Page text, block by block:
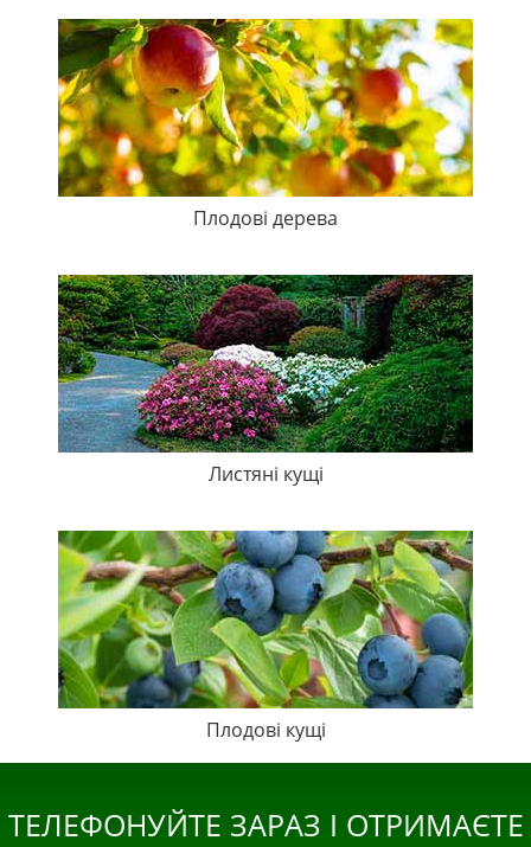
Плодові дерева
Листяні кущі
Плодові кущі
ТЕЛЕФОНУЙТЕ ЗАРАЗ І ОТРИМАЄТЕ